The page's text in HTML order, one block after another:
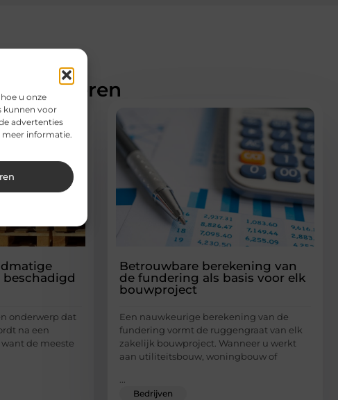
u onze
kunnen voor
advertenties
meer informatie.
onderwerp dat
na een
de meeste
Betrouwbare berekening van
de fundering als basis voor elk
bouwproject
Een nauwkeurige berekening van de
fundering vormt de ruggengraat van elk
zakelijk bouwproject. Wanneer u werkt
aan utiliteitsbouw, woningbouw of
Bedrijven